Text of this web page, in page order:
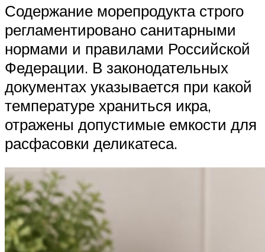
Содержание морепродукта строго
регламентировано санитарными
нормами и правилами Российской
Федерации. В законодательных
документах указывается при какой
температуре храниться икра,
отражены допустимые емкости для
расфасовки деликатеса.